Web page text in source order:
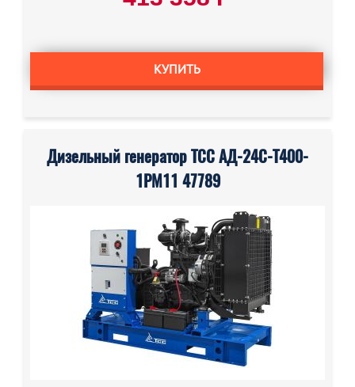
КУПИТЬ
Дизельный генератор ТСС АД-24С-Т400-
1РМ11 47789